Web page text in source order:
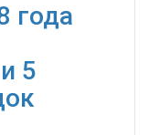
года
5